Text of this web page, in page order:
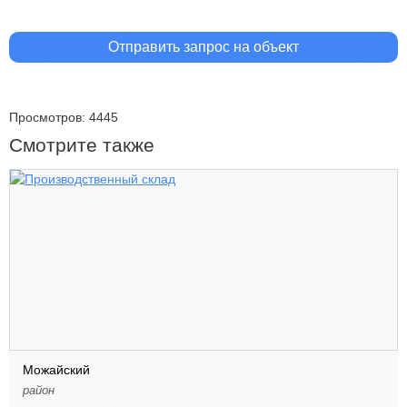
Отправить запрос на объект
Просмотров: 4445
Смотрите также
Можайский
район